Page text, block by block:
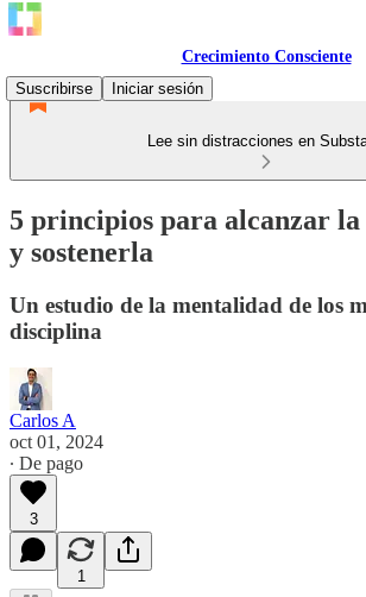
Crecimiento Consciente
Suscribirse
Iniciar sesión
Lee sin distracciones en
5 principios para alcanzar la
y sostenerla
Un estudio de la mentalidad de los
disciplina
Carlos A
oct 01, 2024
∙ De pago
3
1